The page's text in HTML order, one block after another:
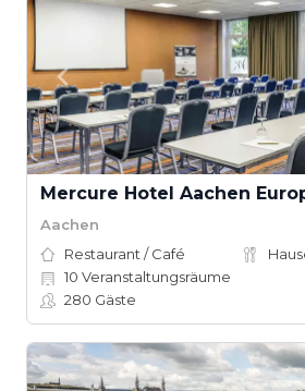
Mercure Hotel Aachen
Aachen
Restaurant / Café
10 Veranstaltungsräume
280 Gäste